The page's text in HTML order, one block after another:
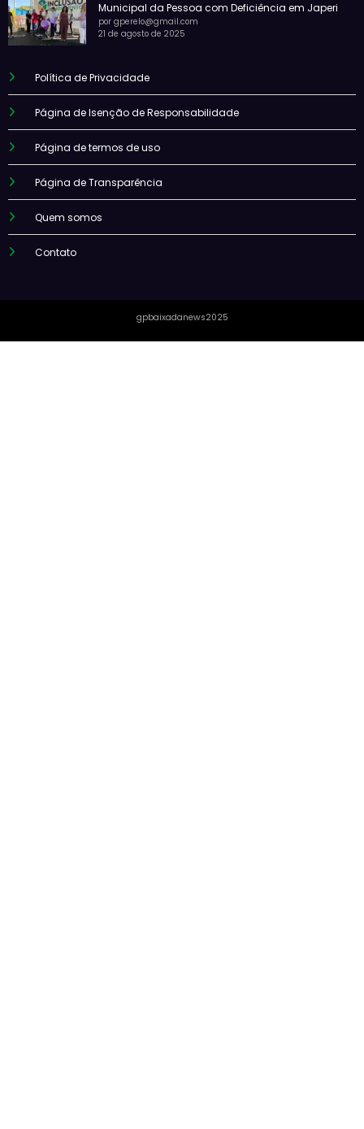
Municipal da Pessoa com Deficiência em Japeri
por gperelo@gmail.com
21 de agosto de 2025
Política de Privacidade
Página de Isenção de Responsabilidade
Página de termos de uso
Página de Transparência
Quem somos
Contato
gpbaixadanews2025